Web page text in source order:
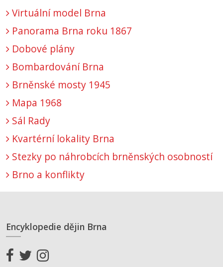
Virtuální model Brna
Panorama Brna roku 1867
Dobové plány
Bombardování Brna
Brněnské mosty 1945
Mapa 1968
Sál Rady
Kvartérní lokality Brna
Stezky po náhrobcích brněnských osobností
Brno a konflikty
Encyklopedie dějin Brna